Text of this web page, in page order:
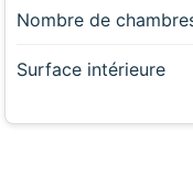
Nombre de
Surface intérieure